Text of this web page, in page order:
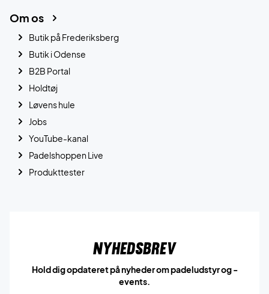
Om os
Butik på Frederiksberg
Butik i Odense
B2B Portal
Holdtøj
Løvens hule
Jobs
YouTube-kanal
Padelshoppen Live
Produkttester
Nyhedsbrev
Hold dig opdateret på nyheder om padeludstyr og -
events.